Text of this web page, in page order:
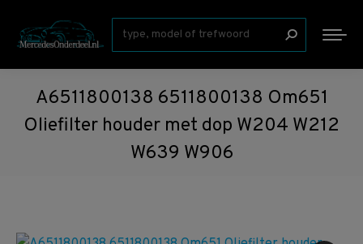
Zoeken:
A6511800138 6511800138 Om651
Oliefilter houder met dop W204 W212
W639 W906